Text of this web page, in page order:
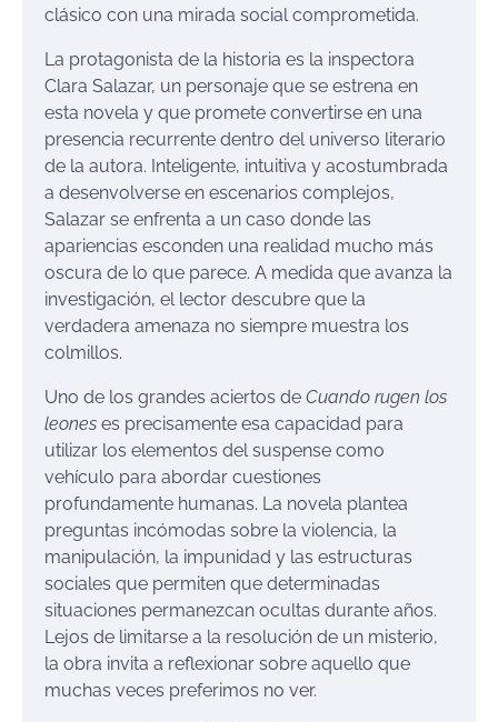
clásico con una mirada social comprometida.
La protagonista de la historia es la inspectora
Clara Salazar, un personaje que se estrena en
esta novela y que promete convertirse en una
presencia recurrente dentro del universo literario
de la autora. Inteligente, intuitiva y acostumbrada
a desenvolverse en escenarios complejos,
Salazar se enfrenta a un caso donde las
apariencias esconden una realidad mucho más
oscura de lo que parece. A medida que avanza la
investigación, el lector descubre que la
verdadera amenaza no siempre muestra los
colmillos.
Uno de los grandes aciertos de Cuando rugen los
leones es precisamente esa capacidad para
utilizar los elementos del suspense como
vehículo para abordar cuestiones
profundamente humanas. La novela plantea
preguntas incómodas sobre la violencia, la
manipulación, la impunidad y las estructuras
sociales que permiten que determinadas
situaciones permanezcan ocultas durante años.
Lejos de limitarse a la resolución de un misterio,
la obra invita a reflexionar sobre aquello que
muchas veces preferimos no ver.